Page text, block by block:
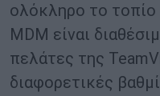
ολόκληρο το
MDM είναι
πελάτες της
διαφορετικές